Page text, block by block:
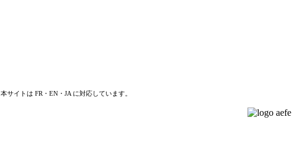
本サイトは FR・EN・JA に対応しています。